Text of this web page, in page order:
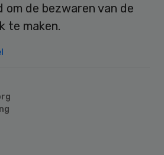
om de bezwaren van de
te maken.